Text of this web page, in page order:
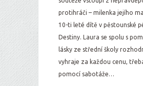
protihráči – milenka jejího
10-ti leté dítě v pěstounské
Destiny. Laura se spolu s
lásky ze střední školy
vyhraje za každou cenu,
pomocí sabotáže…